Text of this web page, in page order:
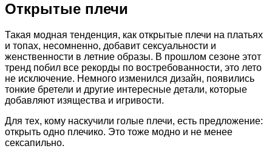
Открытые плечи
Такая модная тенденция, как открытые плечи на платьях
и топах, несомненно, добавит сексуальности и
женственности в летние образы. В прошлом сезоне этот
тренд побил все рекорды по востребованности, это лето
не исключение. Немного изменился дизайн, появились
тонкие бретели и другие интересные детали, которые
добавляют изящества и игривости.
Для тех, кому наскучили голые плечи, есть предложение:
открыть одно плечико. Это тоже модно и не менее
сексапильно.